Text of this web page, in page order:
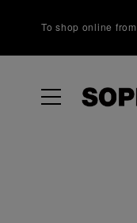
To shop online